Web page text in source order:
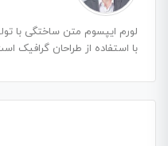
لورم ایپسوم متن ساختگی با
با استفاده از طراحان گرافیک